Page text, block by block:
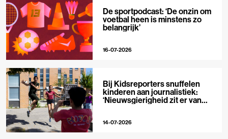
De sportpodcast: ‘De onzin om
voetbal heen is minstens zo
belangrijk’
16-07-2026
Bij Kidsreporters snuffelen
kinderen aan journalistiek:
‘Nieuwsgierigheid zit er van
14-07-2026